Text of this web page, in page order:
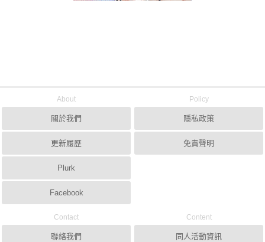
About
關於我們
更新履歷
Plurk
Facebook
Policy
隱私政策
免責聲明
Contact
聯絡我們
Content
同人活動資訊